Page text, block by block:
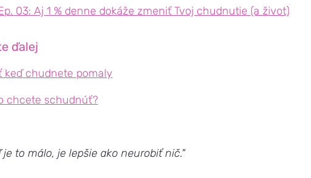
03: Aj 1 % denne dokáže zmeniť Tvoj chudnutie (a život)
ďalej
keď chudnete pomaly
chcete schudnúť?
je to málo, je lepšie ako neurobiť nič."